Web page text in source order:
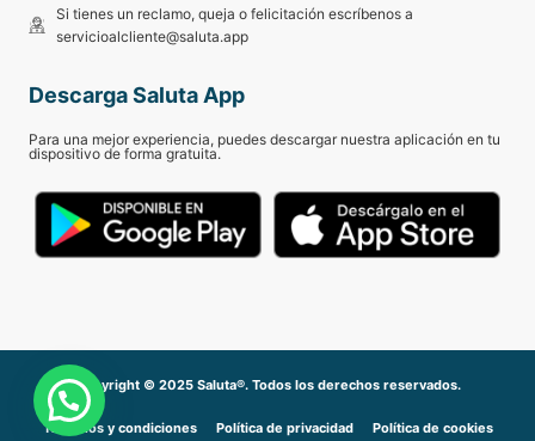
Si tienes un reclamo, queja o felicitación escríbenos a
servicioalcliente@saluta.app
Descarga Saluta App
Para una mejor experiencia, puedes descargar nuestra aplicación en tu
dispositivo de forma gratuita.
Copyright © 2025 Saluta®. Todos los derechos reservados.
Términos y condiciones Política de privacidad Política de cookies